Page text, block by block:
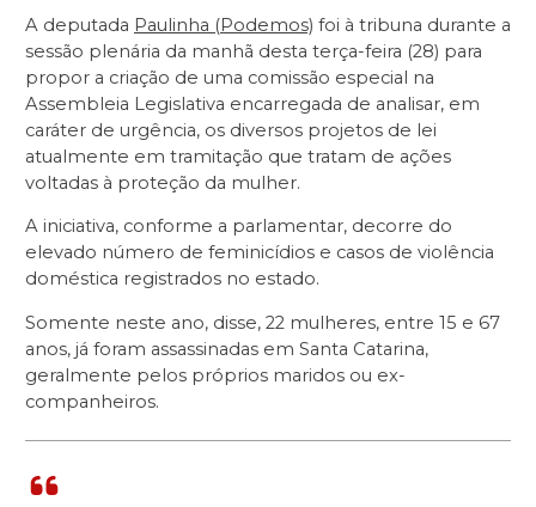
A deputada Paulinha (Podemos) foi à tribuna durante a
sessão plenária da manhã desta terça-feira (28) para
propor a criação de uma comissão especial na
Assembleia Legislativa encarregada de analisar, em
caráter de urgência, os diversos projetos de lei
atualmente em tramitação que tratam de ações
voltadas à proteção da mulher.
A iniciativa, conforme a parlamentar, decorre do
elevado número de feminicídios e casos de violência
doméstica registrados no estado.
Somente neste ano, disse, 22 mulheres, entre 15 e 67
anos, já foram assassinadas em Santa Catarina,
geralmente pelos próprios maridos ou ex-
companheiros.